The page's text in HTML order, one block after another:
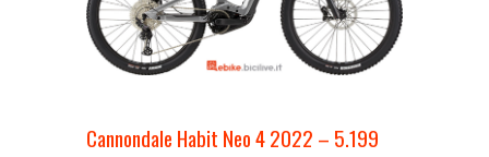
Cannondale Habit Neo 4 2022 – 5.199